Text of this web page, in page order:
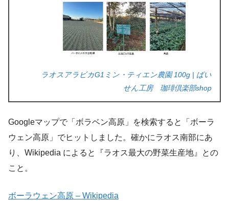
ラオスアラビカG1ミン・ティエン農園 100g | ばい
せん工房 珈琲倶楽部shop
Googleマップで「ボラベン高原」を検索すると「ボーラ
ウェン高原」でヒットしました。確かにラオス南部にあ
り、Wikipedia によると『ラオス最大の野菜生産地』との
こと。
ボーラウェン高原 – Wikipedia